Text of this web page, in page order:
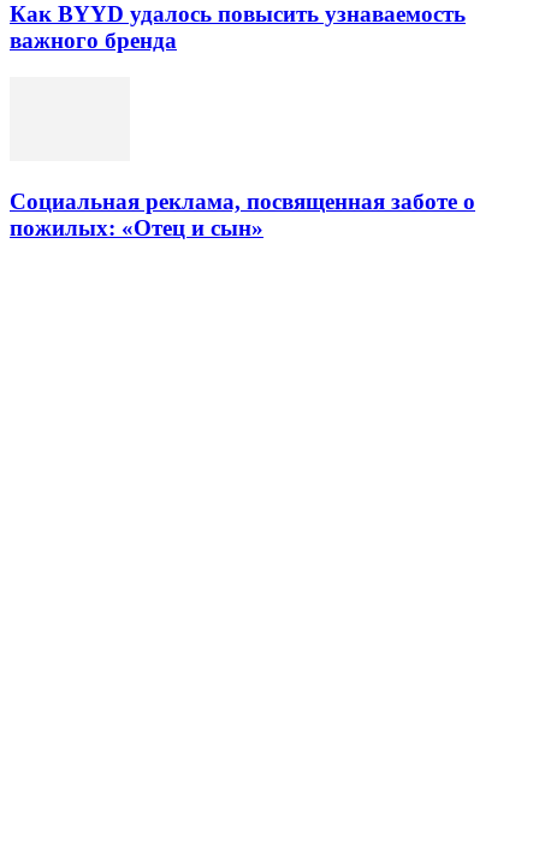
Как BYYD удалось повысить узнаваемость
важного бренда
Социальная реклама, посвященная заботе о
пожилых: «Отец и сын»